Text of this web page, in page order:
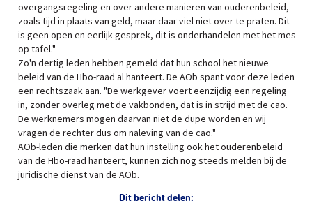
overgangsregeling en over andere manieren van ouderenbeleid,
zoals tijd in plaats van geld, maar daar viel niet over te praten. Dit
is geen open en eerlijk gesprek, dit is onderhandelen met het mes
op tafel."
Zo'n dertig leden hebben gemeld dat hun school het nieuwe
beleid van de Hbo-raad al hanteert. De AOb spant voor deze leden
een rechtszaak aan. "De werkgever voert eenzijdig een regeling
in, zonder overleg met de vakbonden, dat is in strijd met de cao.
De werknemers mogen daarvan niet de dupe worden en wij
vragen de rechter dus om naleving van de cao."
AOb-leden die merken dat hun instelling ook het ouderenbeleid
van de Hbo-raad hanteert, kunnen zich nog steeds melden bij de
juridische dienst van de AOb.
Dit bericht delen: